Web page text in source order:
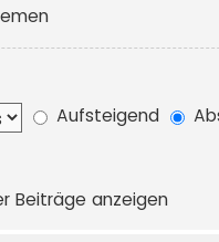
Aufsteigend
Beiträge anzeigen